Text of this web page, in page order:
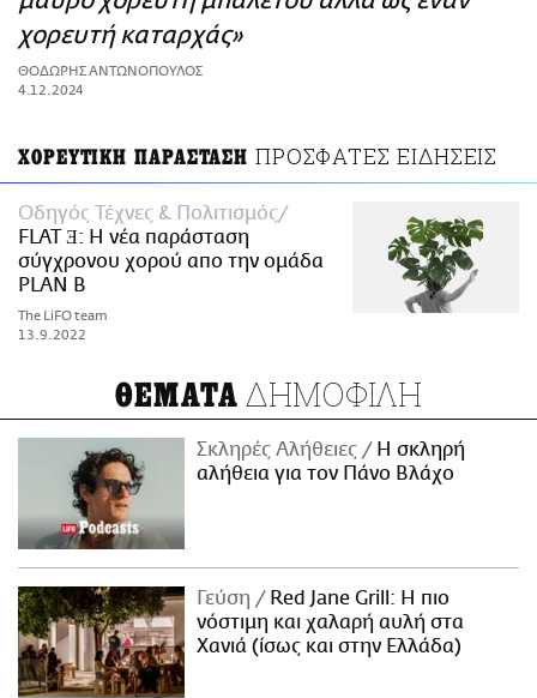
ΑΜΠΑ
PRINT
χορευτή καταρχάς»
ΘΟΔΩΡΗΣ ΑΝΤΩΝΟΠΟΥΛΟΣ
4.12.2024
ΧΟΡΕΥΤΙΚΗ ΠΑΡΑΣΤΑΣΗ ΠΡΟΣΦΑΤΕΣ ΕΙΔΗΣΕΙΣ
Οδηγός Τέχνες & Πολιτισμός
FLAT Ǝ: Η νέα παράσταση
σύγχρονου χορού απο την ομάδα
PLAN B
The LiFO team
13.9.2022
ΘΕΜΑΤΑ ΔΗΜΟΦΙΛΗ
Σκληρές Αλήθειες
H σκληρή
αλήθεια για τον Πάνο Βλάχο
Γεύση
Red Jane Grill: Η πιο
νόστιμη και χαλαρή αυλή στα
Χανιά (ίσως και στην Ελλάδα)